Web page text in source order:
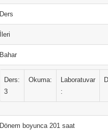
Ders
İleri
Bahar
Ders:
3
Okuma:
Laboratuvar
:
Dönem boyunca 201 saat